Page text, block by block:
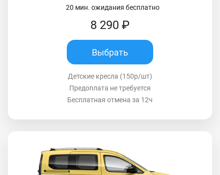
20 мин. ожидания бесплатно
8 290 ₽
Выбрать
Детские кресла (150р/шт)
Предоплата не требуется
Бесплатная отмена за 12ч